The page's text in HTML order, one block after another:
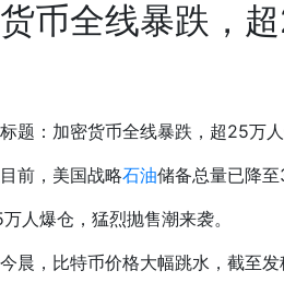
币全线暴跌，
标题：加密货币全线暴跌，超25万
前，美国战略石油储备总量已降至
人爆仓，猛烈抛售潮来袭。
晨，比特币价格大幅跳水，截至发